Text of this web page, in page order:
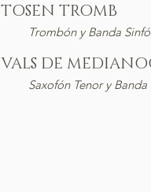
TOSEN
Trombón y Banda
VALS DE
Saxofón Tenor y